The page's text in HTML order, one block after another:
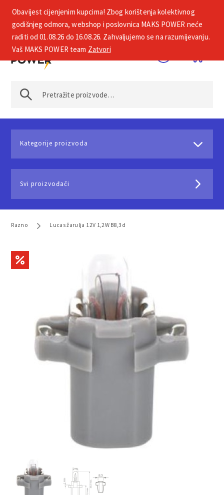
+385 1 2002 575
Kategorije proizvoda
Svi proizvođači
Razno Lucas žarulja 12V 1,2W B8,3d
Obavijest cijenjenim kupcima! Zbog korištenja kolektivnog
godišnjeg odmora, webshop i poslovnica MAKS POWER neće
raditi od 01.08.26 do 16.08.26. Zahvaljujemo se na razumijevanju.
Vaš MAKS POWER team Zatvori